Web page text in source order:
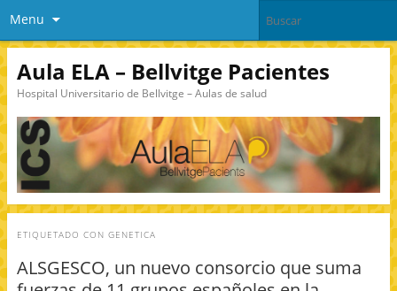
Menu
Aula ELA – Bellvitge Pacientes
Hospital Universitario de Bellvitge – Aulas de salud
ETIQUETADO CON GENETICA
ALSGESCO, un nuevo consorcio que suma